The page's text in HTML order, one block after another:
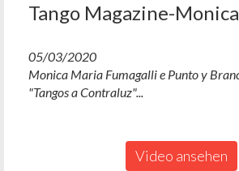
Tango Magazine-Monica
05/03/2020
Monica Maria Fumagalli e Punto y
"Tangos a Contraluz"...
Video ansehen